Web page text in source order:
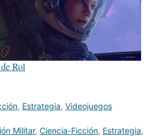
Rol
, Estrategia, Videojuegos
Militar, Ciencia-Ficción, Estrategia,